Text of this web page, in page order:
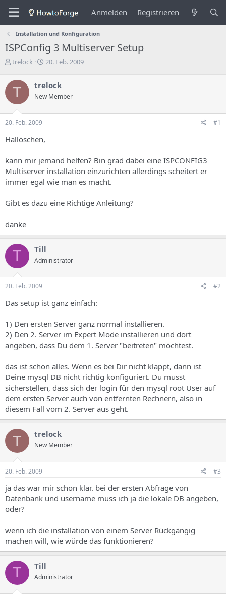
Anmelden Registrieren
Installation und Konfiguration
ISPConfig 3 Multiserver Setup
E
s
t
l
l
e
d
s
T
h
a
trelock
E
t
e
l
d
a
t
20. Feb. 2009
T trelock
New Member
20. Feb. 2009 #1
Hallöschen,
kann mir jemand helfen? Bin grad dabei eine ISPCONFIG3
Multiserver installation einzurichten allerdings scheitert er
immer egal wie man es macht.
Gibt es dazu eine Richtige Anleitung?
danke
T Till
Administrator
20. Feb. 2009 #2
Das setup ist ganz einfach:
1) Den ersten Server ganz normal installieren.
2) Den 2. Server im Expert Mode installieren und dort
angeben, dass Du dem 1. Server "beitreten" möchtest.
das ist schon alles. Wenn es bei Dir nicht klappt, dann ist
Deine mysql DB nicht richtig konfiguriert. Du musst
sicherstellen, dass sich der login für den mysql root User auf
dem ersten Server auch von entfernten Rechnern, also in
diesem Fall vom 2. Server aus geht.
T trelock
New Member
20. Feb. 2009 #3
ja das war mir schon klar. bei der ersten Abfrage von
Datenbank und username muss ich ja die lokale DB angeben,
oder?
wenn ich die installation von einem Server Rückgängig
machen will, wie würde das funktionieren?
T Till
Administrator